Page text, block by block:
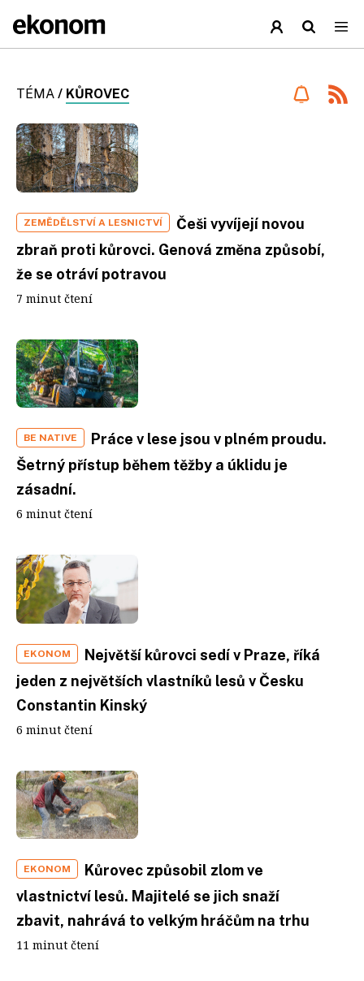
TÉMA / KŮROVEC
ZEMĚDĚLSTVÍ A LESNICTVÍ
Češi vyvíjejí novou
zbraň proti kůrovci. Genová změna způsobí,
že se otráví potravou
7 minut čtení
BE NATIVE
Práce v lese jsou v plném proudu.
Šetrný přístup během těžby a úklidu je
zásadní.
6 minut čtení
EKONOM
Největší kůrovci sedí v Praze, říká
jeden z největších vlastníků lesů v Česku
Constantin Kinský
6 minut čtení
EKONOM
Kůrovec způsobil zlom ve
vlastnictví lesů. Majitelé se jich snaží
zbavit, nahrává to velkým hráčům na trhu
11 minut čtení